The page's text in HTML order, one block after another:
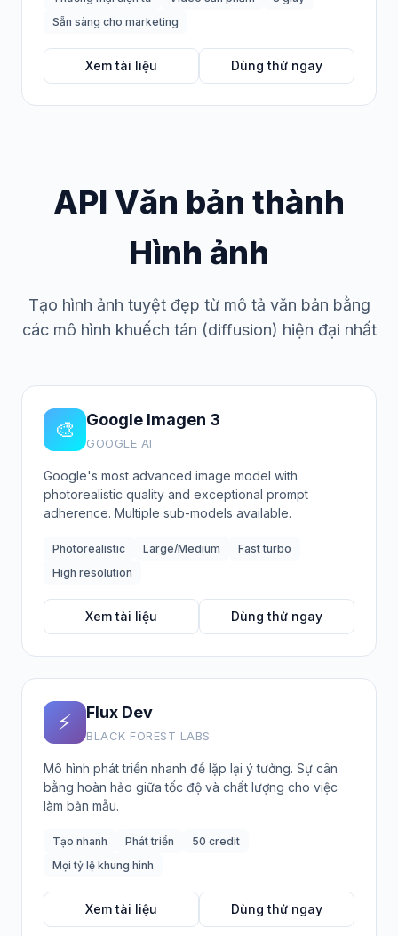
Sẵn sàng cho marketing
Xem tài liệu Dùng thử ngay
API Văn bản thành
Hình ảnh
Tạo hình ảnh tuyệt đẹp từ mô tả văn bản bằng
các mô hình khuếch tán (diffusion) hiện đại nhất
🎨 Google Imagen 3
GOOGLE AI
Google's most advanced image model with
photorealistic quality and exceptional prompt
adherence. Multiple sub-models available.
Photorealistic Large/Medium
Fast turbo
High resolution
Xem tài liệu Dùng thử ngay
⚡ Flux Dev
BLACK FOREST LABS
Mô hình phát triển nhanh để lặp lại ý tưởng. Sự cân
bằng hoàn hảo giữa tốc độ và chất lượng cho việc
làm bản mẫu.
Tạo nhanh Phát triển
50 credit
Mọi tỷ lệ khung hình
Xem tài liệu Dùng thử ngay